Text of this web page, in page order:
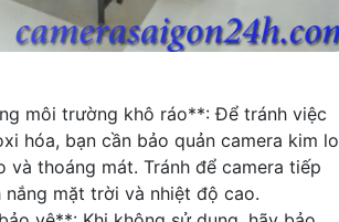
môi trường khô ráo**: Để tránh việc
hóa, bạn cần bảo quản camera kim
thoáng mát. Tránh để camera tiếp
mặt trời và nhiệt độ cao.